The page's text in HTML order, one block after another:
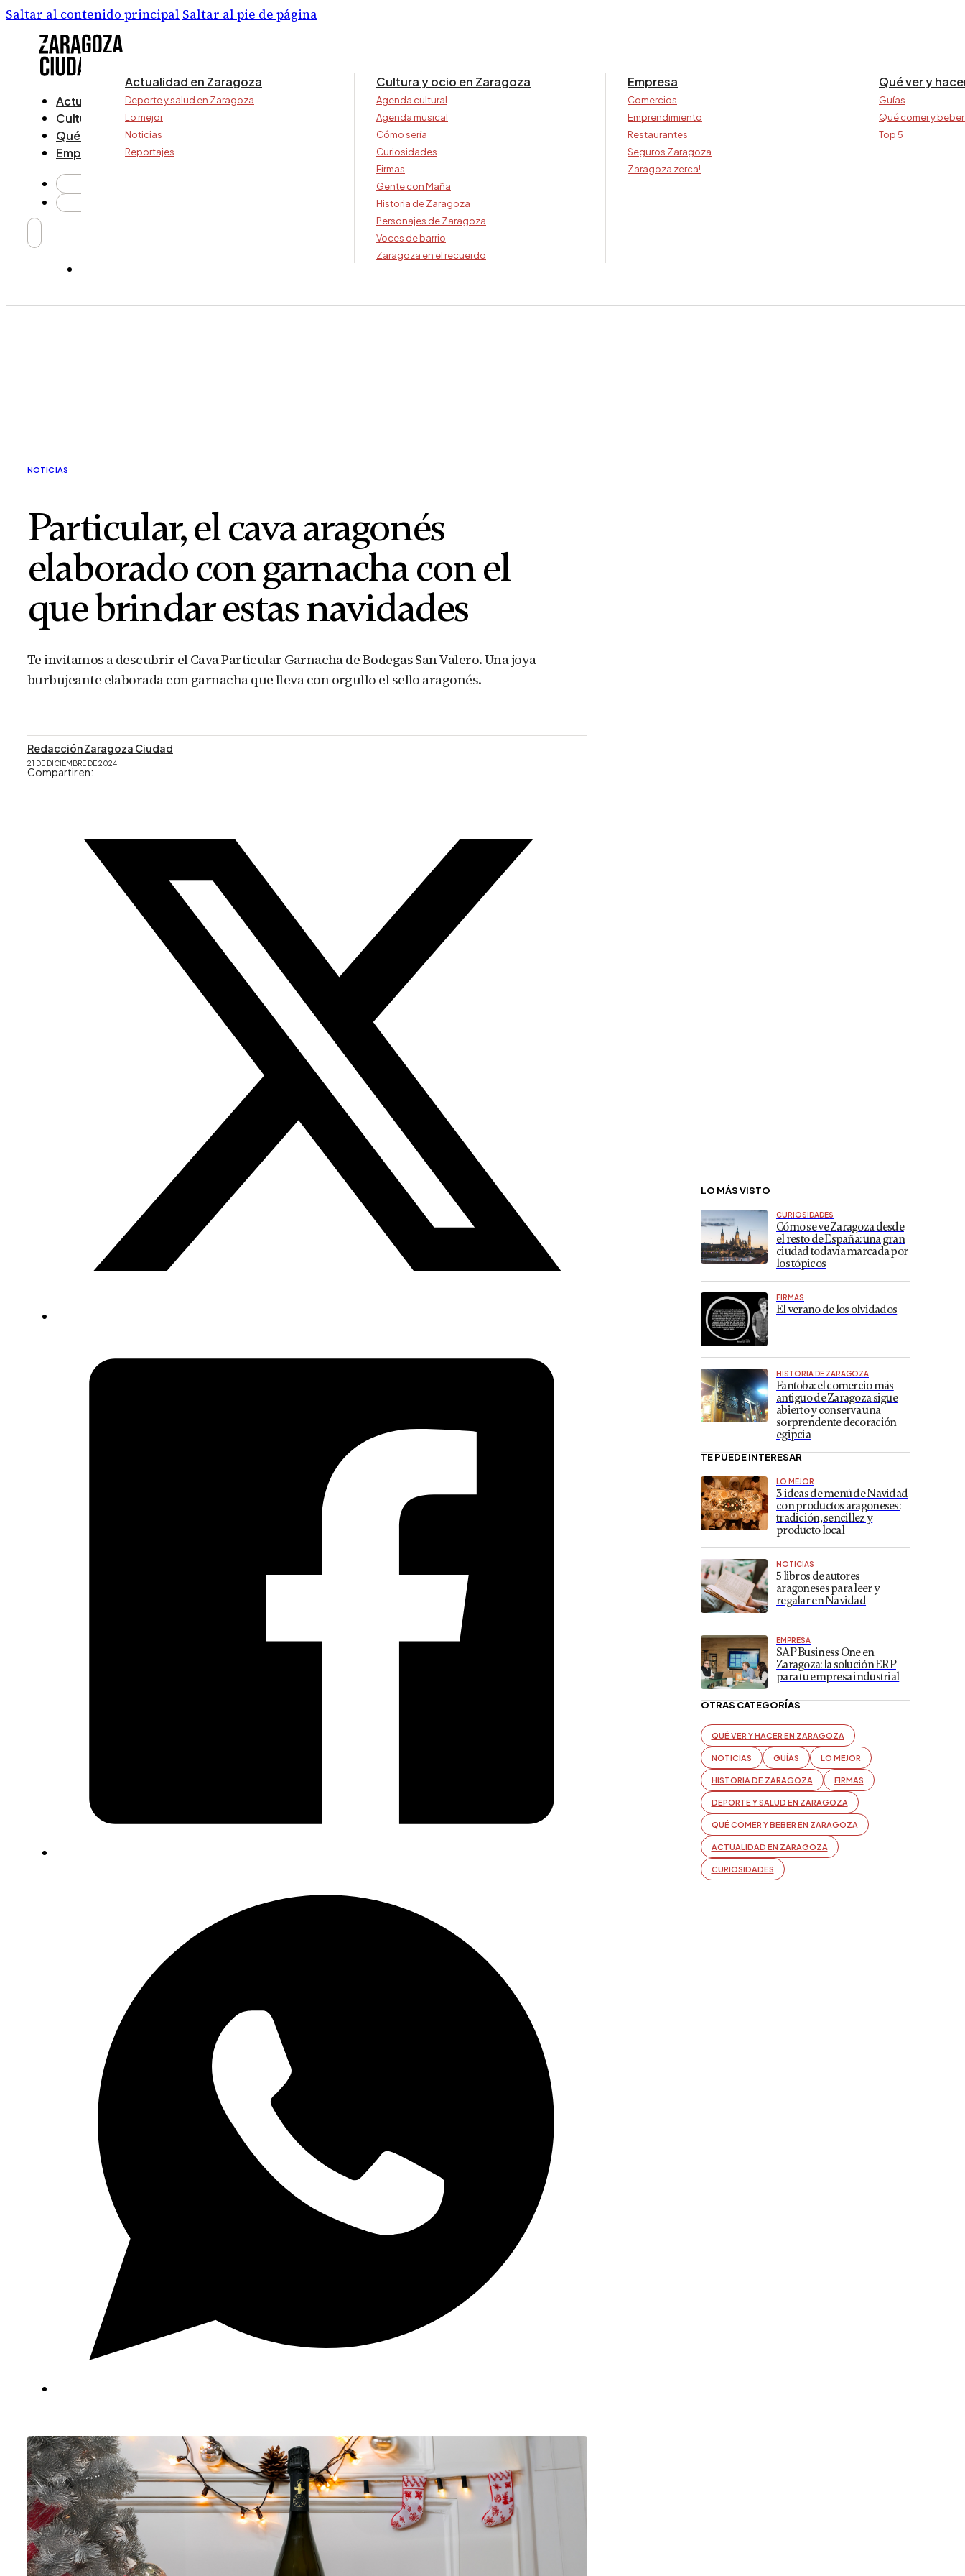
Saltar al contenido principal Saltar al pie de página
Actualidad
Cultura y ocio
Qué ver y hacer
Empresa
Actualidad en Zaragoza
Deporte y salud en Zaragoza
Lo mejor
Noticias
Reportajes
Cultura y ocio en Zaragoza
Agenda cultural
Agenda musical
Cómo sería
Curiosidades
Firmas
Gente con Maña
Historia de Zaragoza
Personajes de Zaragoza
Voces de barrio
Zaragoza en el recuerdo
Empresa
Comercios
Emprendimiento
Restaurantes
Seguros Zaragoza
Zaragoza zerca!
Qué ver y
Guías
Qué comer y
Top 5
NOTICIAS
Particular, el cava aragonés
elaborado con garnacha con el
que brindar estas navidades
Te invitamos a descubrir el Cava Particular Garnacha de Bodegas San Valero. Una joya
burbujeante elaborada con garnacha que lleva con orgullo el sello aragonés.
Redacción Zaragoza Ciudad
21 DE DICIEMBRE DE 2024
Compartir en:
LO MÁS VISTO
CURIOSIDADES
Cómo se ve Zaragoza desde
el resto de España: una gran
ciudad todavía marcada por
los tópicos
FIRMAS
El verano de los olvidados
HISTORIA DE ZARAGOZA
Fantoba: el comercio más
antiguo de Zaragoza sigue
abierto y conserva una
sorprendente decoración
egipcia
TE PUEDE INTERESAR
LO MEJOR
3 ideas de menú de Navidad
con productos aragoneses:
tradición, sencillez y
producto local
NOTICIAS
5 libros de autores
aragoneses para leer y
regalar en Navidad
EMPRESA
SAP Business One en
Zaragoza: la solución ERP
para tu empresa industrial
OTRAS CATEGORÍAS
QUÉ VER Y HACER EN ZARAGOZA
NOTICIAS GUÍAS LO MEJOR
HISTORIA DE ZARAGOZA FIRMAS
DEPORTE Y SALUD EN ZARAGOZA
QUÉ COMER Y BEBER EN ZARAGOZA
ACTUALIDAD EN ZARAGOZA
CURIOSIDADES